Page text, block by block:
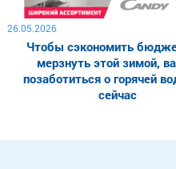
26.05.2026
Чтобы сэкономить
мерзнуть этой зимой,
позаботиться о горячей
сейчас